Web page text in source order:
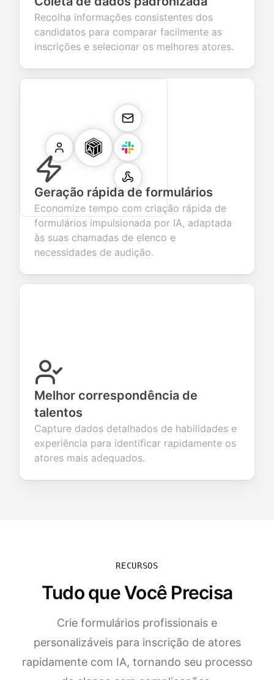
Recolha informações consistentes dos
candidatos para comparar facilmente as
inscrições e selecionar os melhores atores.
Geração rápida de formulários
Economize tempo com criação rápida de
formulários impulsionada por IA, adaptada
às suas chamadas de elenco e
necessidades de audição.
Melhor correspondência de
talentos
Capture dados detalhados de habilidades e
experiência para identificar rapidamente os
atores mais adequados.
RECURSOS
Tudo que Você Precisa
Crie formulários profissionais e
personalizáveis para inscrição de atores
rapidamente com IA, tornando seu processo